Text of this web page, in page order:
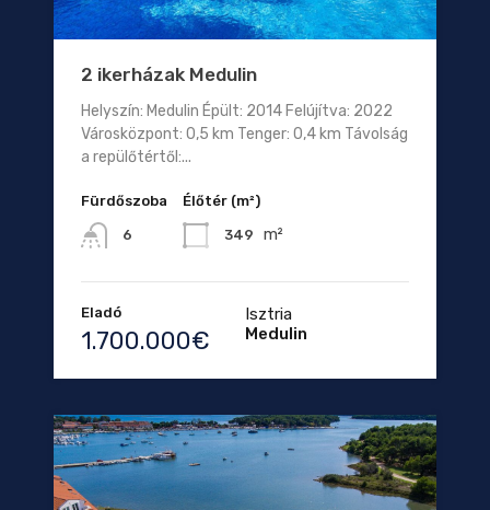
2 ikerházak Medulin
Helyszín: Medulin Épült: 2014 Felújítva: 2022
Városközpont: 0,5 km Tenger: 0,4 km Távolság
a repülőtértől:...
Fürdőszoba
6
Élőtér (m²)
349 m²
Eladó
1.700.000€
Isztria
Medulin